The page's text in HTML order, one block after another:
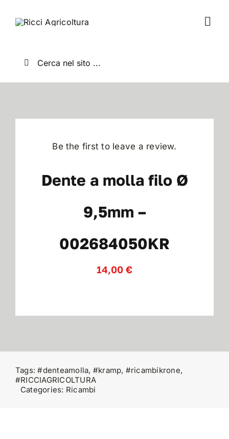
Cerca
Be the first to leave a review.
Dente a molla filo Ø
9,5mm –
002684050KR
14,00 €
Tags:#denteamolla, #kramp, #ricambikrone,
#RICCIAGRICOLTURA
Categories: Ricambi